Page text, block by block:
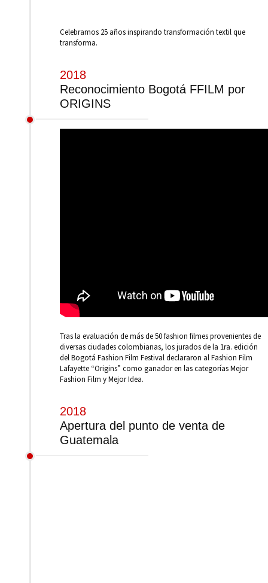
Celebramos 25 años inspirando transformación textil que
transforma.
2018
Reconocimiento Bogotá FFILM por
ORIGINS
Tras la evaluación de más de 50 fashion filmes provenientes de
diversas ciudades colombianas, los jurados de la 1ra. edición
del Bogotá Fashion Film Festival declararon al Fashion Film
Lafayette “Origins” como ganador en las categorías Mejor
Fashion Film y Mejor Idea.
2018
Apertura del punto de venta de
Guatemala